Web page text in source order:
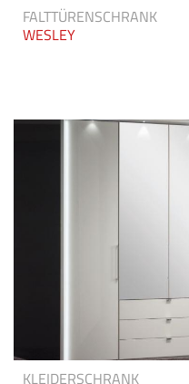
FALTTÜRENSCHRANK
WESLEY
KLEIDERSCHRANK